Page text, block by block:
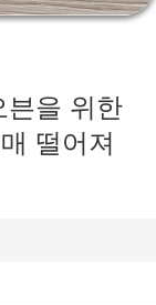
븐을 위한
떨어져